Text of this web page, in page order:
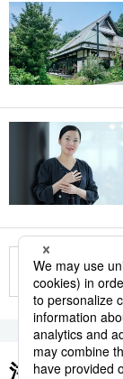
注目のキ